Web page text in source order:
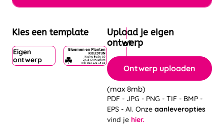
Kies een template
Eigen
ontwerp
Upload je eigen
ontwerp
Ontwerp uploaden
(max 8mb)
PDF - JPG - PNG - TIF - BMP -
EPS - AI. Onze aanleveropties
vind je hier.